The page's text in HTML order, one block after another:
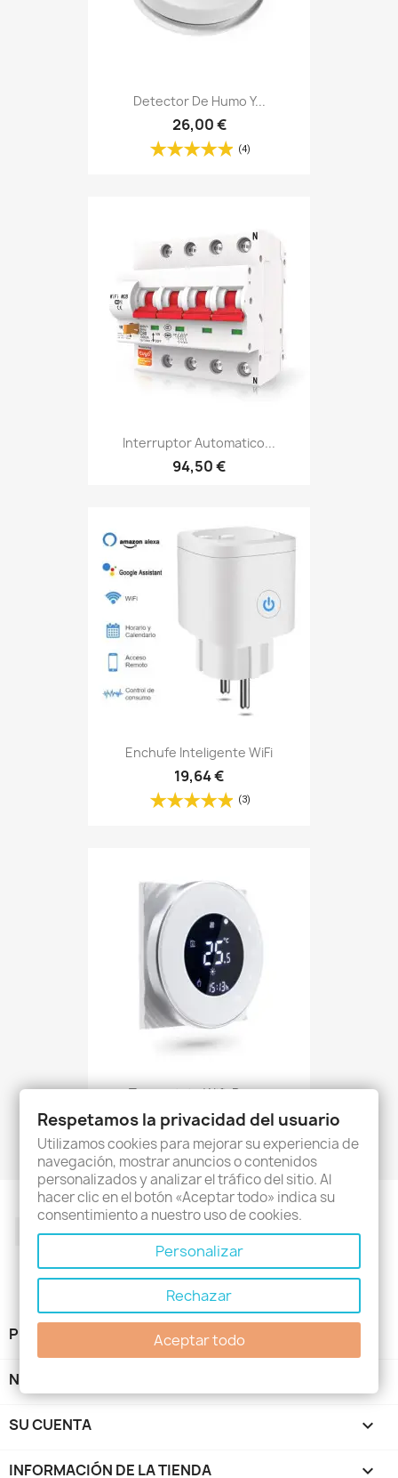
Detector De Humo Y...
26,00 €
(4)
Interruptor Automatico...
94,50 €
Enchufe Inteligente WiFi
19,64 €
(3)
Termostato Wifi, Para...
89,00 €
FacebookTwitter Rss YouTubePinterestInstagram
PRODUCTOS
NUESTRA EMPRESA
SU CUENTA 
INFORMACIÓN DE LA TIENDA keyboard_arrow_down
Respetamos la privacidad del usuario
Utilizamos cookies para mejorar su experiencia de
navegación, mostrar anuncios o contenidos
personalizados y analizar el tráfico del sitio. Al
hacer clic en el botón «Aceptar todo» indica su
consentimiento a nuestro uso de cookies.
Personalizar
Rechazar
Aceptar todo